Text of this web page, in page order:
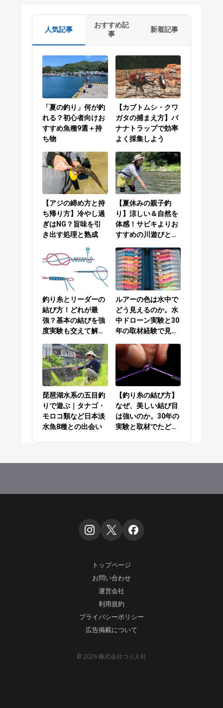
人気記事
おすすめ記
事
新着記事
「夏の釣り」何が釣
れる？初心者向けお
すすめ魚種9選＋持
ち物
【カブトムシ・クワ
ガタの捕まえ方】バ
ナナトラップで効率
よく採集しよう
【アジの締め方と持
ち帰り方】冷やし過
ぎはNG？旨味を引
き出す処理と熟成
【夏休みの親子釣
り】涼しい＆自然を
体感！サビキよりお
すすめの川遊びと
釣り糸とリーダーの
結び方！どれが最
強？基本の結びを強
度実験も交えて解説
ーの結び方編
ルアーの色は水中で
どう見えるのか。水
中ドローン実験と30
年の取材経験で見え
琵琶湖水系の五目釣
りで遊ぶ｜タナゴ・
モロコ類など日本淡
水魚8種との出会い
【釣り糸の結び方】
なぜ、美しい結び目
は強いのか。30年の
実験と取材でたどり
トップページ
お問い合わせ
運営会社
利用規約
プライバシーポリシー
広告掲載について
© 2026 株式会社つり人社